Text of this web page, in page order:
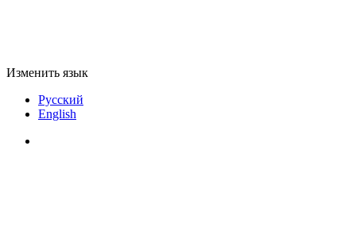
Изменить язык
Русский
English